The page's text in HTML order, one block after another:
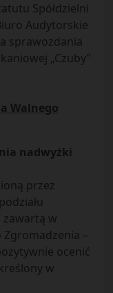
Spółdzielni
Audytorskie
sprawozdania
„Czuby”
Walnego
nadwyżki
przez
zawartą w
Zgromadzenia –
ocenić
w